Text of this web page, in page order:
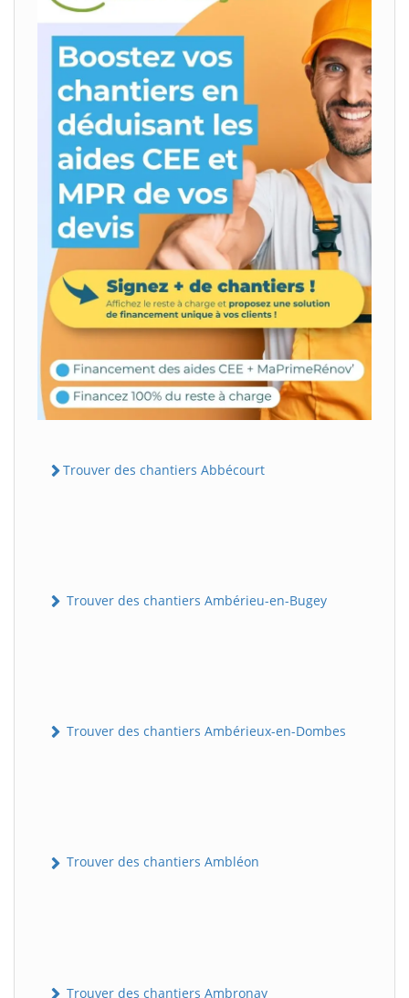
Trouver des chantiers Abbécourt
Trouver des chantiers Ambérieu-en-Bugey
Trouver des chantiers Ambérieux-en-Dombes
Trouver des chantiers Ambléon
Trouver des chantiers Ambronay